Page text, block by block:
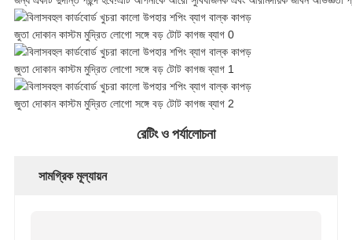
সাইট
ম্যাপ
রেটিং ও পর্যালোচনা
সামগ্রিক মূল্যায়ন